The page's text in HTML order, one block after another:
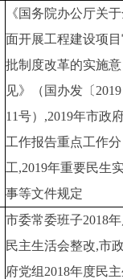
《国务院办公厅关
面开展工程建设项
批制度改革的实施意
见》（国办发〔
11号）,2019年市政
工作报告重点工作分
工,2019年重要民生
事等文件规定
市委常委班子2018
民主生活会整改,市
府党组2018年度民